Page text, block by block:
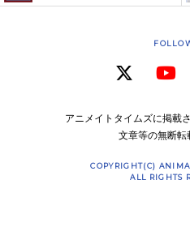
アニメイトタイムズに掲載
文章等の無断転
COPYRIGHT(C)
ALL RIGHTS